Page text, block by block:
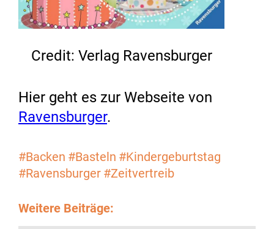
Credit: Verlag Ravensburger
Hier geht es zur Webseite von
Ravensburger.
#Backen #Basteln #Kindergeburtstag
#Ravensburger #Zeitvertreib
Weitere Beiträge: